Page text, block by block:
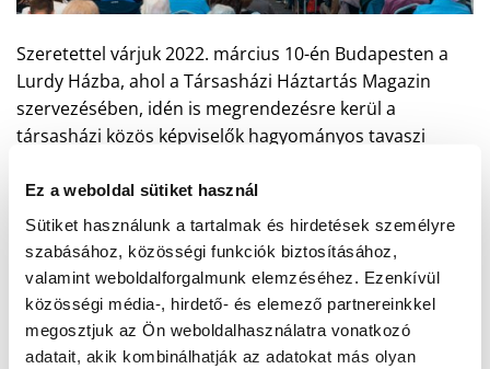
Ez a weboldal sütiket használ
Sütiket használunk a tartalmak és hirdetések személyre
szabásához, közösségi funkciók biztosításához,
valamint weboldalforgalmunk elemzéséhez. Ezenkívül
közösségi média-, hirdető- és elemező partnereinkkel
megosztjuk az Ön weboldalhasználatra vonatkozó
adatait, akik kombinálhatják az adatokat más olyan
Szeretettel várjuk 2022. március 10-én Budapesten a
Lurdy Házba, ahol a Társasházi Háztartás Magazin
szervezésében, idén is megrendezésre kerül a
társasházi közös képviselők hagyományos tavaszi
Az eseményen az MT-Méréstechnika Kft. részéréről
Németh Szabolcs country manager is előadást fog
tartani, melynek címe:
Azonos idejű adatok, pontos elszámolás – okos
fűtési energia és vízmérés. Aktuális trendek 2022-